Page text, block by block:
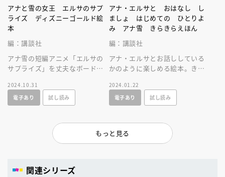
アナと雪の女王 エルサのサプ
ライズ ディズニーゴールド絵
本
編：講談社
アナ雪の短編アニメ「エルサの
サプライズ」を丈夫なボードブ
の可愛いパーティードレス姿も
必見です！
2024.10.31
電子あり
試し読み
アナ・エルサと おはなし し
ましょ はじめての ひとりよ
み アナ雪 きらきらえほん
編：講談社
アナ・エルサとお話ししている
かのように楽しめる絵本。きら
子さんの宝物に！初めてのひと
りよみにも。
2024.01.22
電子あり
試し読み
もっと見る
関連シリーズ